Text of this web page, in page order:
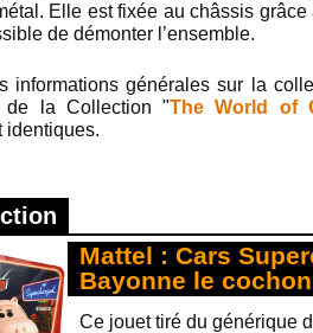
Elle est fixée au châssis
de démonter l’ensemble.
informations générales sur la
de la Collection "The World of
identiques.
Mattel : Cars
Bayonne le
Ce jouet tiré du générique